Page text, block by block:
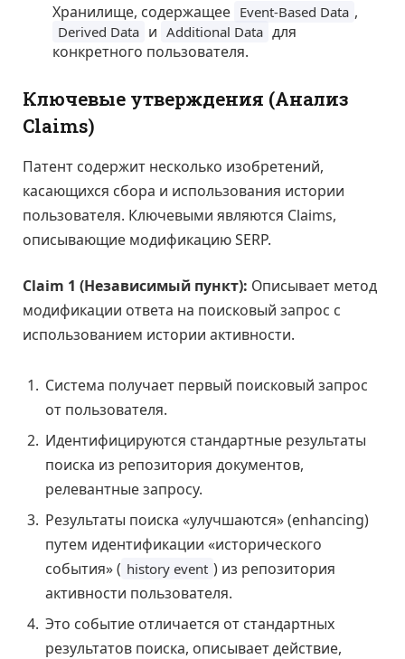
Хранилище, содержащее Event-Based Data ,
Derived Data и Additional Data для
конкретного пользователя.
Ключевые утверждения (Анализ
Claims)
Патент содержит несколько изобретений,
касающихся сбора и использования истории
пользователя. Ключевыми являются Claims,
описывающие модификацию SERP.
Claim 1 (Независимый пункт): Описывает метод
модификации ответа на поисковый запрос с
использованием истории активности.
Система получает первый поисковый запрос
от пользователя.
Идентифицируются стандартные результаты
поиска из репозитория документов,
релевантные запросу.
Результаты поиска «улучшаются» (enhancing)
путем идентификации «исторического
события» ( history event ) из репозитория
активности пользователя.
Это событие отличается от стандартных
результатов поиска, описывает действие,